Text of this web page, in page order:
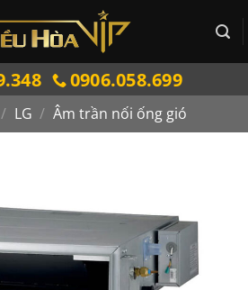
0906.058.699
/ LG / Âm trần nối ống gió